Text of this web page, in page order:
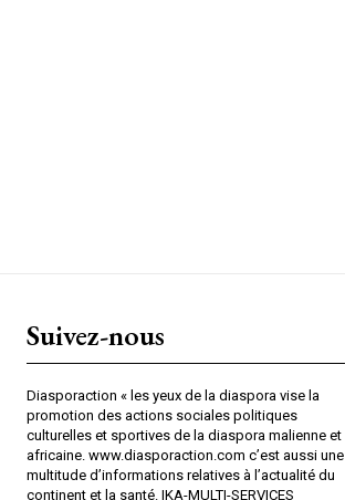
Suivez-nous
Diasporaction « les yeux de la diaspora vise la
promotion des actions sociales politiques
culturelles et sportives de la diaspora malienne et
africaine. www.diasporaction.com c’est aussi une
multitude d’informations relatives à l’actualité du
continent et la santé. IKA-MULTI-SERVICES